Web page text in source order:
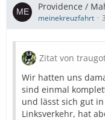
Providence /
meinekreuzfahrt
Zitat von
Wir hatten uns
sind einmal
und lässt sich gut
Linksverkehr, hat